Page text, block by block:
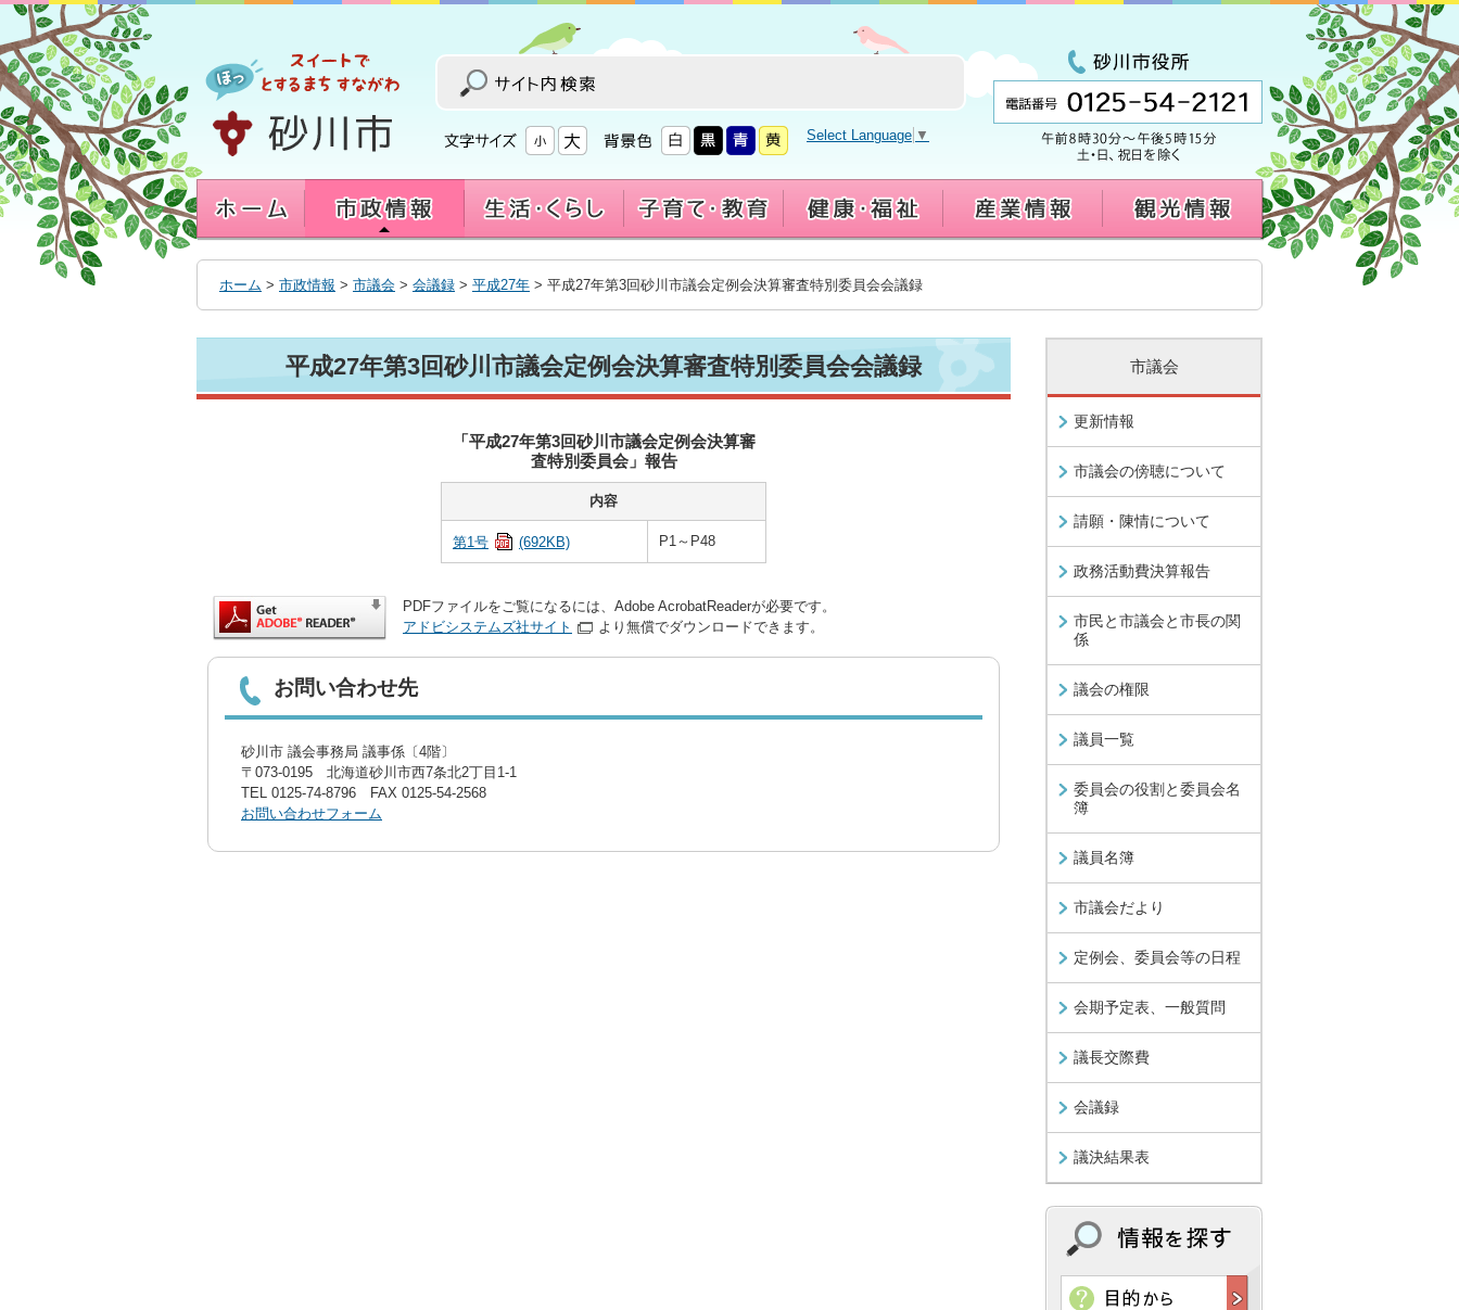
へ
移
動
す
る
Select Language ▼
ホーム > 市政情報 > 市議会 > 会議録 > 平成27年 > 平成27年第3回砂川市議会定例会決算審査特別委員会会議録
平成27年第3回砂川市議会定例会決算審査特別委員会会議録
「平成27年第3回砂川市議会定例会決算審
査特別委員会」報告
内容
第1号 (692KB) P1～P48
PDFファイルをご覧になるには、Adobe AcrobatReaderが必要です。
アドビシステムズ社サイト
より無償でダウンロードできます。
お問い合わせ先
砂川市 議会事務局 議事係〔4階〕
〒073-0195 北海道砂川市西7条北2丁目1-1
TEL 0125-74-8796 FAX 0125-54-2568
お問い合わせフォーム
市議会
更新情報
市議会の傍聴について
請願・陳情について
政務活動費決算報告
市民と市議会と市長の関
係
議会の権限
議員一覧
委員会の役割と委員会名
簿
議員名簿
市議会だより
定例会、委員会等の日程
会期予定表、一般質問
議長交際費
会議録
議決結果表